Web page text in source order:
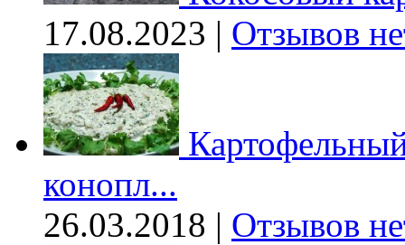
17.08.2023 | Отзывов
конопл...
26.03.2018 | Отзывов